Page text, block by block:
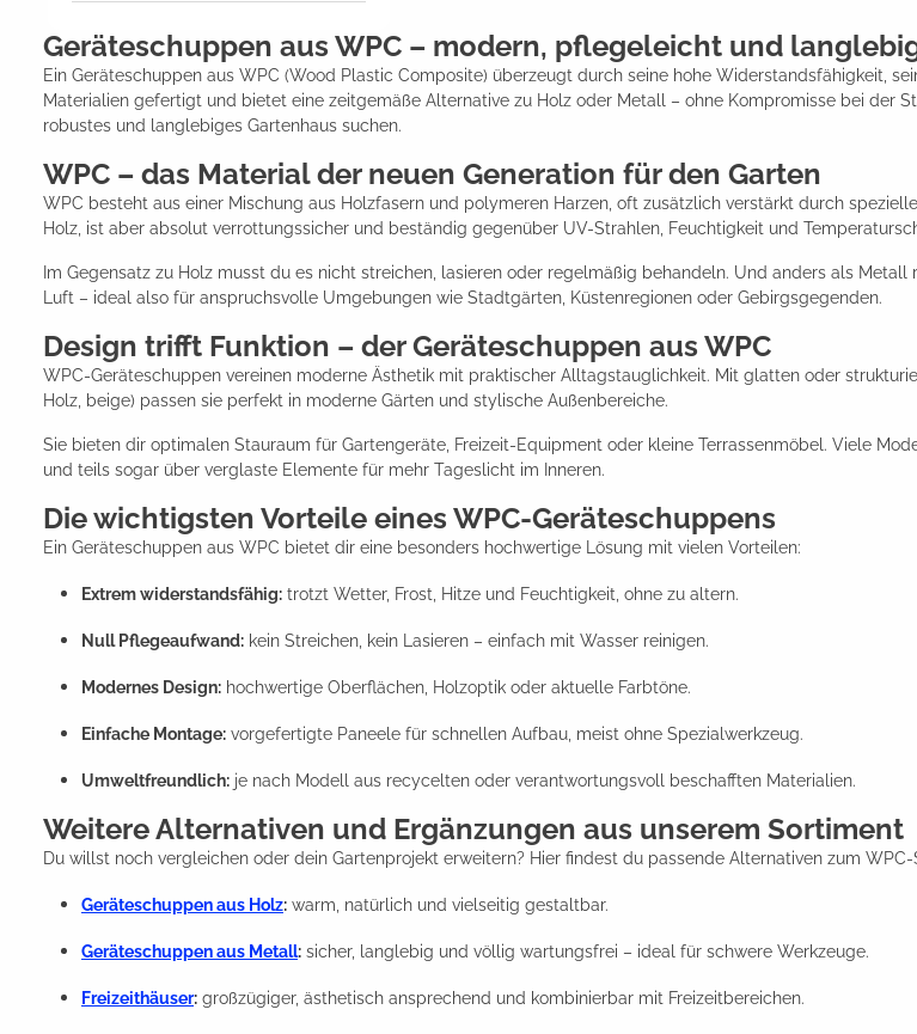
Geräteschuppen aus WPC – modern, pflegeleicht und
Ein Geräteschuppen aus WPC (Wood Plastic Composite) überzeugt durch seine hohe Widerstandsfähigkeit,
Materialien gefertigt und bietet eine zeitgemäße Alternative zu Holz oder Metall – ohne Kompromisse bei der
robustes und langlebiges Gartenhaus suchen.
WPC – das Material der neuen Generation für den Garten
WPC besteht aus einer Mischung aus Holzfasern und polymeren Harzen, oft zusätzlich verstärkt durch
Holz, ist aber absolut verrottungssicher und beständig gegenüber UV-Strahlen, Feuchtigkeit und
Im Gegensatz zu Holz musst du es nicht streichen, lasieren oder regelmäßig behandeln. Und anders als
Luft – ideal also für anspruchsvolle Umgebungen wie Stadtgärten, Küstenregionen oder Gebirgsgegenden.
Design trifft Funktion – der Geräteschuppen aus WPC
WPC-Geräteschuppen vereinen moderne Ästhetik mit praktischer Alltagstauglichkeit. Mit glatten oder
Holz, beige) passen sie perfekt in moderne Gärten und stylische Außenbereiche.
Sie bieten dir optimalen Stauraum für Gartengeräte, Freizeit-Equipment oder kleine Terrassenmöbel. Viele
und teils sogar über verglaste Elemente für mehr Tageslicht im Inneren.
Die wichtigsten Vorteile eines WPC-Geräteschuppens
Ein Geräteschuppen aus WPC bietet dir eine besonders hochwertige Lösung mit vielen Vorteilen:
Extrem widerstandsfähig: trotzt Wetter, Frost, Hitze und Feuchtigkeit, ohne zu altern.
Null Pflegeaufwand: kein Streichen, kein Lasieren – einfach mit Wasser reinigen.
Modernes Design: hochwertige Oberflächen, Holzoptik oder aktuelle Farbtöne.
Einfache Montage: vorgefertigte Paneele für schnellen Aufbau, meist ohne Spezialwerkzeug.
Umweltfreundlich: je nach Modell aus recycelten oder verantwortungsvoll beschafften Materialien.
Weitere Alternativen und Ergänzungen aus unserem Sortiment
Du willst noch vergleichen oder dein Gartenprojekt erweitern? Hier findest du passende Alternativen zum
Geräteschuppen aus Holz: warm, natürlich und vielseitig gestaltbar.
Geräteschuppen aus Metall: sicher, langlebig und völlig wartungsfrei – ideal für schwere Werkzeuge.
Freizeithäuser: großzügiger, ästhetisch ansprechend und kombinierbar mit Freizeitbereichen.